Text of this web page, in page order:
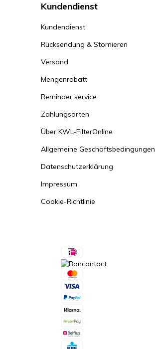
Kundendienst
Kundendienst
Rücksendung & Stornieren
Versand
Mengenrabatt
Reminder service
Zahlungsarten
Über KWL-FilterOnline
Allgemeine Geschäftsbedingungen
Datenschutzerklärung
Impressum
Cookie-Richtlinie